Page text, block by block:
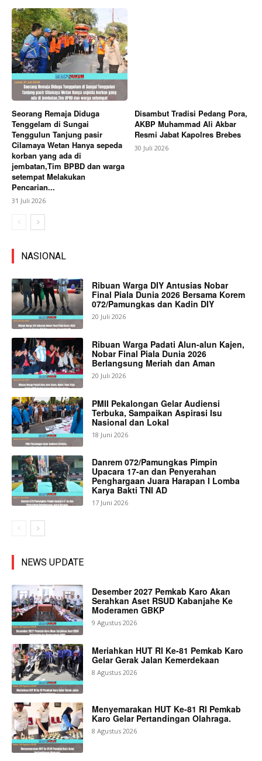
Seorang Remaja Diduga
Tenggelam di Sungai
Tenggulun Tanjung pasir
Cilamaya Wetan Hanya sepeda
korban yang ada di
jembatan,Tim BPBD dan warga
setempat Melakukan
Pencarian...
31 Juli 2026
Disambut Tradisi Pedang Pora,
AKBP Muhammad Ali Akbar
Resmi Jabat Kapolres Brebes
30 Juli 2026
NASIONAL
Ribuan Warga DIY Antusias Nobar
Final Piala Dunia 2026 Bersama Korem
072/Pamungkas dan Kadin DIY
20 Juli 2026
Ribuan Warga Padati Alun-alun Kajen,
Nobar Final Piala Dunia 2026
Berlangsung Meriah dan Aman
20 Juli 2026
PMII Pekalongan Gelar Audiensi
Terbuka, Sampaikan Aspirasi Isu
Nasional dan Lokal
18 Juni 2026
Danrem 072/Pamungkas Pimpin
Upacara 17-an dan Penyerahan
Penghargaan Juara Harapan I Lomba
Karya Bakti TNI AD
17 Juni 2026
NEWS UPDATE
Desember 2027 Pemkab Karo Akan
Serahkan Aset RSUD Kabanjahe Ke
Moderamen GBKP
9 Agustus 2026
Meriahkan HUT RI Ke-81 Pemkab Karo
Gelar Gerak Jalan Kemerdekaan
8 Agustus 2026
Menyemarakan HUT Ke-81 RI Pemkab
Karo Gelar Pertandingan Olahraga.
8 Agustus 2026